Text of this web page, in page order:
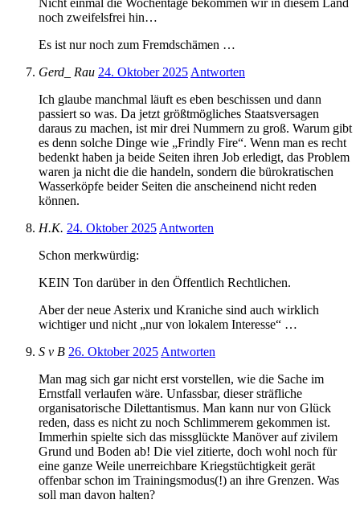
noch zweifelsfrei hin…
Es ist nur noch zum Fremdschämen …
Gerd_ Rau 24. Oktober 2025 Antworten
Ich glaube manchmal läuft es eben beschissen und dann
passiert so was. Da jetzt größtmögliches Staatsversagen
daraus zu machen, ist mir drei Nummern zu groß. Warum gibt
es denn solche Dinge wie „Frindly Fire“. Wenn man es recht
bedenkt haben ja beide Seiten ihren Job erledigt, das Problem
waren ja nicht die die handeln, sondern die bürokratischen
Wasserköpfe beider Seiten die anscheinend nicht reden
können.
H.K. 24. Oktober 2025 Antworten
Schon merkwürdig:
KEIN Ton darüber in den Öffentlich Rechtlichen.
Aber der neue Asterix und Kraniche sind auch wirklich
wichtiger und nicht „nur von lokalem Interesse“ …
S v B 26. Oktober 2025 Antworten
Man mag sich gar nicht erst vorstellen, wie die Sache im
Ernstfall verlaufen wäre. Unfassbar, dieser sträfliche
organisatorische Dilettantismus. Man kann nur von Glück
reden, dass es nicht zu noch Schlimmerem gekommen ist.
Immerhin spielte sich das missglückte Manöver auf zivilem
Grund und Boden ab! Die viel zitierte, doch wohl noch für
eine ganze Weile unerreichbare Kriegstüchtigkeit gerät
offenbar schon im Trainingsmodus(!) an ihre Grenzen. Was
soll man davon halten?